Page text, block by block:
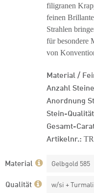
filigranen
feinen
Strahlen
für besondere
von
Material /
Anzahl
Anordnung
Stein-
Gesamt-
Artikelnr.:
Material Gelbgold 585
Qualität w/si +